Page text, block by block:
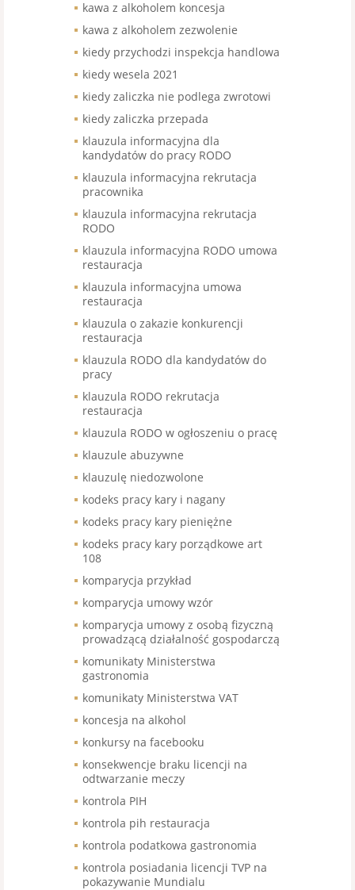
kawa z alkoholem koncesja
kawa z alkoholem zezwolenie
kiedy przychodzi inspekcja handlowa
kiedy wesela 2021
kiedy zaliczka nie podlega zwrotowi
kiedy zaliczka przepada
klauzula informacyjna dla
kandydatów do pracy RODO
klauzula informacyjna rekrutacja
pracownika
klauzula informacyjna rekrutacja
RODO
klauzula informacyjna RODO umowa
restauracja
klauzula informacyjna umowa
restauracja
klauzula o zakazie konkurencji
restauracja
klauzula RODO dla kandydatów do
pracy
klauzula RODO rekrutacja
restauracja
klauzula RODO w ogłoszeniu o pracę
klauzule abuzywne
klauzulę niedozwolone
kodeks pracy kary i nagany
kodeks pracy kary pieniężne
kodeks pracy kary porządkowe art
108
komparycja przykład
komparycja umowy wzór
komparycja umowy z osobą fizyczną
prowadzącą działalność gospodarczą
komunikaty Ministerstwa
gastronomia
komunikaty Ministerstwa VAT
koncesja na alkohol
konkursy na facebooku
konsekwencje braku licencji na
odtwarzanie meczy
kontrola PIH
kontrola pih restauracja
kontrola podatkowa gastronomia
kontrola posiadania licencji TVP na
pokazywanie Mundialu